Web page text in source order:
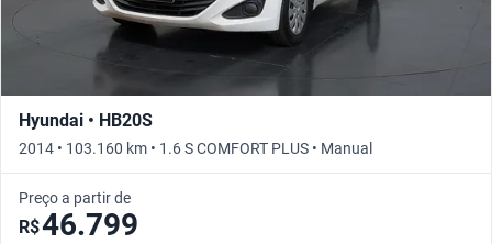
Hyundai • HB20S
2014 • 103.160 km • 1.6 S COMFORT PLUS • Manual
Preço a partir de
R$46.799